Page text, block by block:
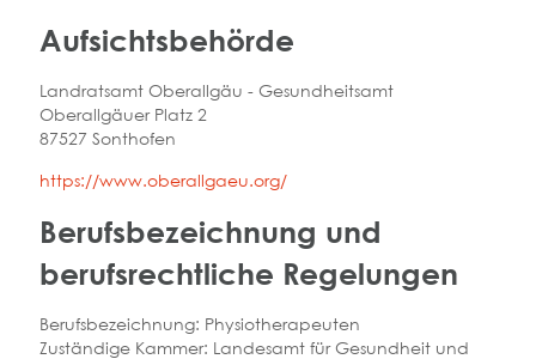
Aufsichtsbehörde
Landratsamt Oberallgäu - Gesundheitsamt
Oberallgäuer Platz 2
87527 Sonthofen
https://www.oberallgaeu.org/
Berufsbezeichnung und
berufsrechtliche Regelungen
Berufsbezeichnung: Physiotherapeuten
Zuständige Kammer: Landesamt für Gesundheit und